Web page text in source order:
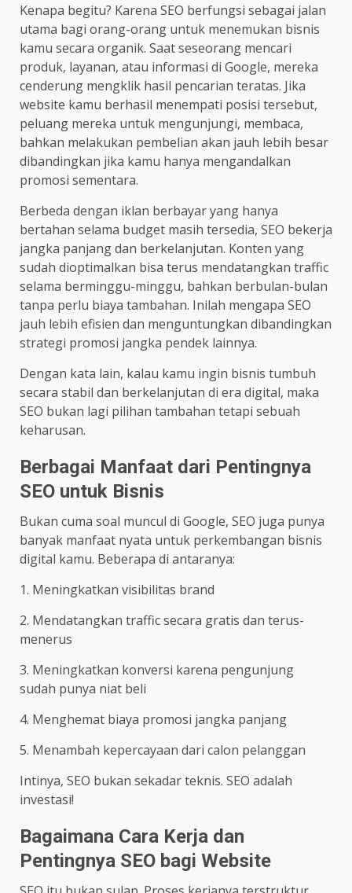
Kenapa begitu? Karena SEO berfungsi sebagai jalan
utama bagi orang-orang untuk menemukan bisnis
kamu secara organik. Saat seseorang mencari
produk, layanan, atau informasi di Google, mereka
cenderung mengklik hasil pencarian teratas. Jika
website kamu berhasil menempati posisi tersebut,
peluang mereka untuk mengunjungi, membaca,
bahkan melakukan pembelian akan jauh lebih besar
dibandingkan jika kamu hanya mengandalkan
promosi sementara.
Berbeda dengan iklan berbayar yang hanya
bertahan selama budget masih tersedia, SEO bekerja
jangka panjang dan berkelanjutan. Konten yang
sudah dioptimalkan bisa terus mendatangkan traffic
selama berminggu-minggu, bahkan berbulan-bulan
tanpa perlu biaya tambahan. Inilah mengapa SEO
jauh lebih efisien dan menguntungkan dibandingkan
strategi promosi jangka pendek lainnya.
Dengan kata lain, kalau kamu ingin bisnis tumbuh
secara stabil dan berkelanjutan di era digital, maka
SEO bukan lagi pilihan tambahan tetapi sebuah
keharusan.
Berbagai Manfaat dari Pentingnya
SEO untuk Bisnis
Bukan cuma soal muncul di Google, SEO juga punya
banyak manfaat nyata untuk perkembangan bisnis
digital kamu. Beberapa di antaranya:
1. Meningkatkan visibilitas brand
2. Mendatangkan traffic secara gratis dan terus-
menerus
3. Meningkatkan konversi karena pengunjung
sudah punya niat beli
4. Menghemat biaya promosi jangka panjang
5. Menambah kepercayaan dari calon pelanggan
Intinya, SEO bukan sekadar teknis. SEO adalah
investasi!
Bagaimana Cara Kerja dan
Pentingnya SEO bagi Website